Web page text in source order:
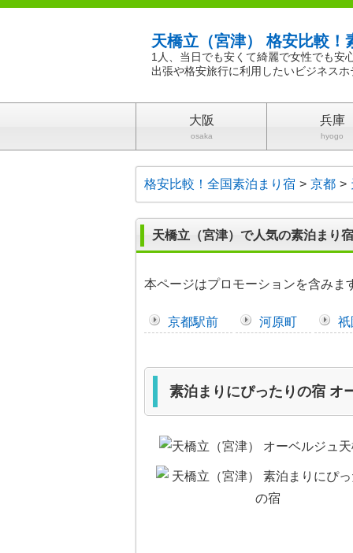
天橋立（宮津） 格安比較！
1人、当日でも安くて綺麗で女性でも安
出張や格安旅行に利用したいビジネス
大阪
osaka
兵庫
hyogo
格安比較！全国素泊まり宿 京都
天橋立（宮津）で人気の素泊まり
本ページはプロモーションを含みま
京都駅前 河原町 祇
素泊まりにぴったりの宿 オ